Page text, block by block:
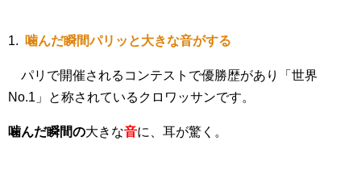
1. 噛んだ瞬間パリッと大きな音がする
パリで開催されるコンテストで優勝歴があり「世界
No.1」と称されているクロワッサンです。
噛んだ瞬間の大きな音に、耳が驚く。